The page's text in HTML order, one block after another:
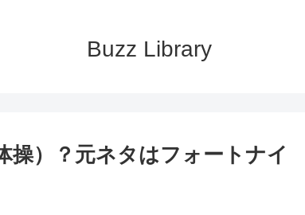
Buzz Library
操）？元ネタはフォートナイ